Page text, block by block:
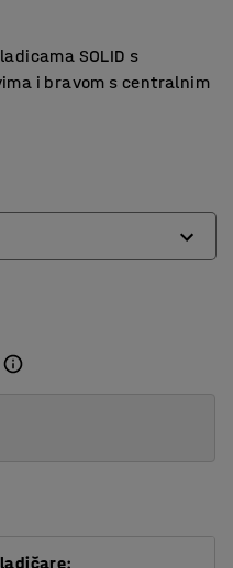
SOLID s
i bravom s centralnim